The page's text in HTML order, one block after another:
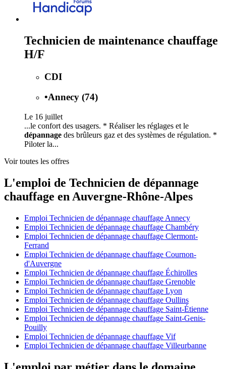
Technicien de maintenance chauffage
H/F
CDI
•Annecy (74)
Le 16 juillet
...le confort des usagers. * Réaliser les réglages et le
dépannage des brûleurs gaz et des systèmes de régulation. *
Piloter la...
Voir toutes les offres
L'emploi de Technicien de dépannage
chauffage en Auvergne-Rhône-Alpes
Emploi Technicien de dépannage chauffage Annecy
Emploi Technicien de dépannage chauffage Chambéry
Emploi Technicien de dépannage chauffage Clermont-
Ferrand
Emploi Technicien de dépannage chauffage Cournon-
d'Auvergne
Emploi Technicien de dépannage chauffage Échirolles
Emploi Technicien de dépannage chauffage Grenoble
Emploi Technicien de dépannage chauffage Lyon
Emploi Technicien de dépannage chauffage Oullins
Emploi Technicien de dépannage chauffage Saint-Étienne
Emploi Technicien de dépannage chauffage Saint-Genis-
Pouilly
Emploi Technicien de dépannage chauffage Vif
Emploi Technicien de dépannage chauffage Villeurbanne